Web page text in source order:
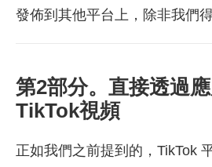
發佈到其他平台上，除非我們
第2部分。直接透過
TikTok視頻
正如我們之前提到的，TikTok